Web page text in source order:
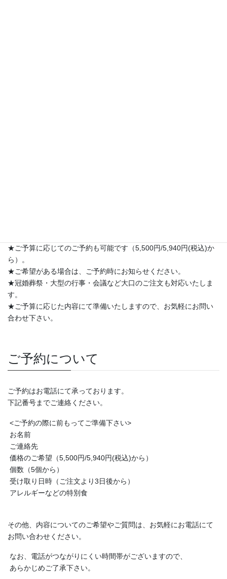
★ご予算に応じてのご予約も可能です（5,500円/5,940円(税込)か
ら）。
★ご希望がある場合は、ご予約時にお知らせください。
★冠婚葬祭・大型の行事・会議など大口のご注文も対応いたしま
す。
★ご予算に応じた内容にて準備いたしますので、お気軽にお問い
合わせ下さい。
ご予約について
ご予約はお電話にて承っております。
下記番号までご連絡ください。
<ご予約の際に前もってご準備下さい>
お名前
ご連絡先
価格のご希望（5,500円/5,940円(税込)から）
個数（5個から）
受け取り日時（ご注文より3日後から）
アレルギーなどの特別食
その他、内容についてのご希望やご質問は、お気軽にお電話にて
お問い合わせください。
なお、電話がつながりにくい時間帯がございますので、
あらかじめご了承下さい。